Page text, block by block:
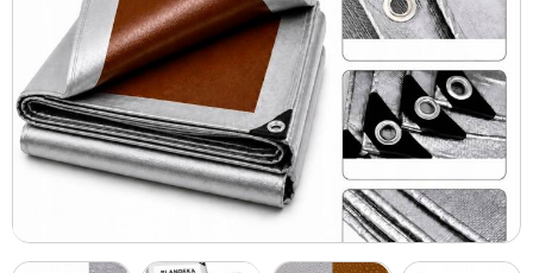
Ai adăugat în coș ×
Prelată 210g, 3x3m
59123